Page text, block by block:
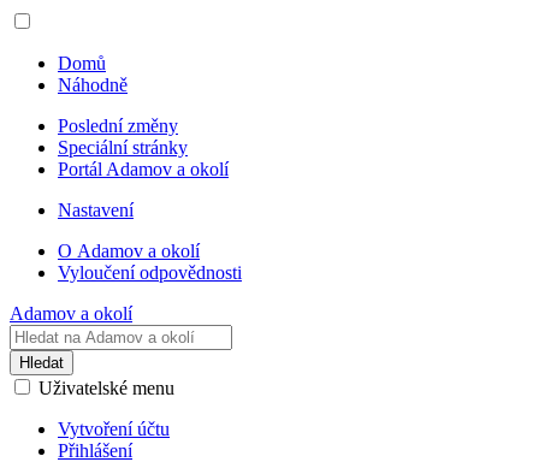
Domů
Náhodně
Poslední změny
Speciální stránky
Portál Adamov a okolí
Nastavení
O Adamov a okolí
Vyloučení odpovědnosti
Adamov a okolí
Hledat
Uživatelské menu
Vytvoření účtu
Přihlášení